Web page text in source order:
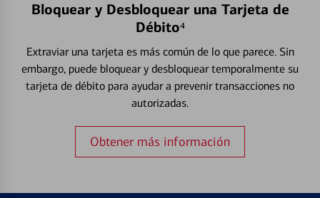
Bloquear y Desbloquear una Tarjeta de
Débito⁴
Extraviar una tarjeta es más común de lo que parece. Sin
embargo, puede bloquear y desbloquear temporalmente su
tarjeta de débito para ayudar a prevenir transacciones no
autorizadas.
Obtener más información